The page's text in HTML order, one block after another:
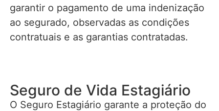
garantir o pagamento de uma indenização
ao segurado, observadas as condições
contratuais e as garantias contratadas.
Seguro de Vida Estagiário
O Seguro Estagiário garante a proteção do